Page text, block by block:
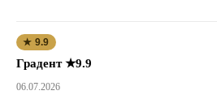
★ 9.9
Градент ★9.9
06.07.2026